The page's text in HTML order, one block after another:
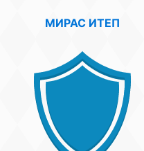
МИРАС ИТЕП